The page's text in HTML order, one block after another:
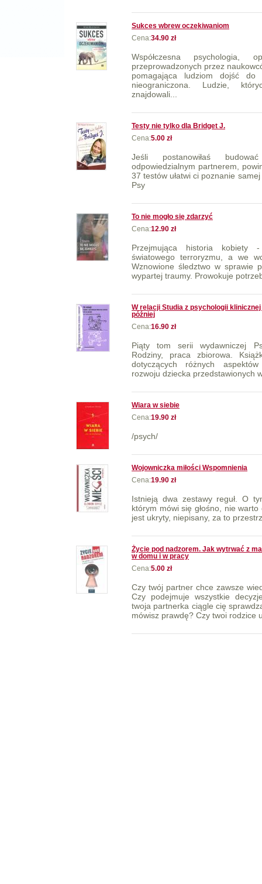
Sukces wbrew oczekiwaniom
Cena:34.90 zł
Współczesna
przeprowadzonych przez
pomagająca ludziom dojść
nieograniczona. Ludzie,
znajdowali...
Testy nie tylko dla Bridget J.
Cena:5.00 zł
Jeśli postanowiłaś
odpowiedzialnym partnerem,
37 testów ułatwi ci poznanie
Psy
To nie mogło się zdarzyć
Cena:12.90 zł
Przejmująca historia
światowego terroryzmu, a we
Wznowione śledztwo w sprawie
wypartej traumy. Prowokuje
W relacji Studia z psychologii
później
Cena:16.90 zł
Piąty tom serii wydawniczej
Rodziny, praca zbiorowa.
dotyczących różnych
rozwoju dziecka przedstawionych
Wiara w siebie
Cena:19.90 zł
/psych/
Wojowniczka miłości Wspomnienia
Cena:19.90 zł
Istnieją dwa zestawy reguł. O
którym mówi się głośno, nie
jest ukryty, niepisany, za to
Życie pod nadzorem. Jak wytrwać z
w domu i w pracy
Cena:5.00 zł
Czy twój partner chce zawsze
Czy podejmuje wszystkie
twoja partnerka ciągle cię
mówisz prawdę? Czy twoi rodzice